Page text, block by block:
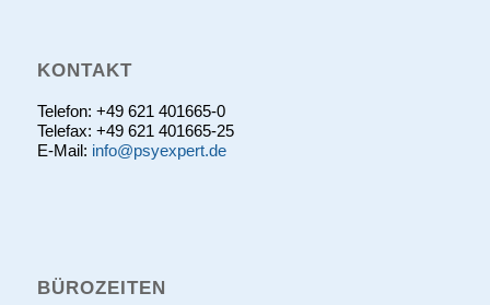
KONTAKT
Telefon: +49 621 401665-0
Telefax: +49 621 401665-25
E-Mail: info@psyexpert.de
BÜROZEITEN